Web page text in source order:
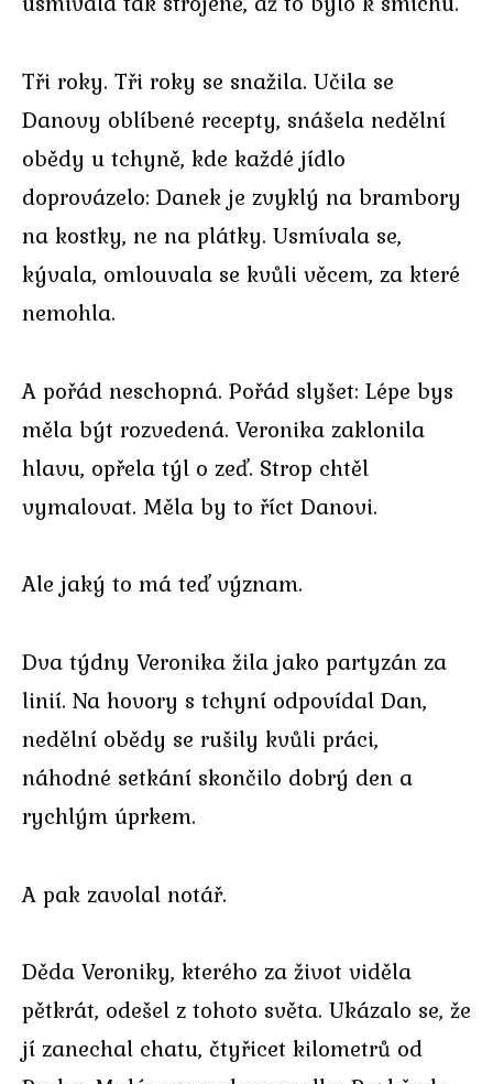
Tři roky. Tři roky se snažila. Učila se
Danovy oblíbené recepty, snášela nedělní
obědy u tchyně, kde každé jídlo
doprovázelo: Danek je zvyklý na brambory
na kostky, ne na plátky. Usmívala se,
kývala, omlouvala se kvůli věcem, za které
nemohla.
A pořád neschopná. Pořád slyšet: Lépe bys
měla být rozvedená. Veronika zaklonila
hlavu, opřela týl o zeď. Strop chtěl
vymalovat. Měla by to říct Danovi.
Ale jaký to má teď význam.
Dva týdny Veronika žila jako partyzán za
linií. Na hovory s tchyní odpovídal Dan,
nedělní obědy se rušily kvůli práci,
náhodné setkání skončilo dobrý den a
rychlým úprkem.
A pak zavolal notář.
Děda Veroniky, kterého za život viděla
pětkrát, odešel z tohoto světa. Ukázalo se, že
jí zanechal chatu, čtyřicet kilometrů od